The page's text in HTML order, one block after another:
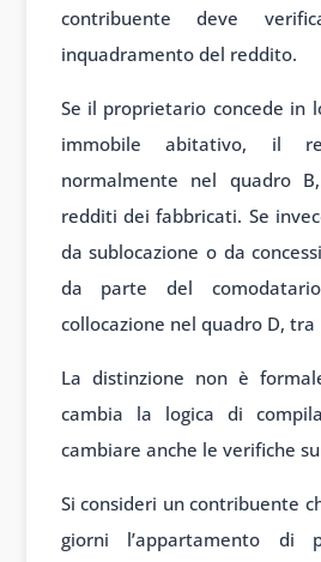
contribuente deve
inquadramento del reddito.
Se il proprietario concede in
immobile abitativo, il
normalmente nel quadro
redditi dei fabbricati. Se
da sublocazione o da
da parte del
collocazione nel quadro D,
La distinzione non è
cambia la logica di
cambiare anche le verifiche
Si consideri un contribuente
giorni l’appartamento di